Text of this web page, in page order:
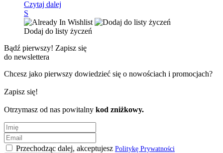
Czytaj dalej
S
Dodaj do listy życzeń
Bądź pierwszy! Zapisz się
do newslettera
Chcesz jako pierwszy dowiedzieć się o nowościach i promocjach?
Zapisz się!
Otrzymasz od nas powitalny kod zniżkowy.
Przechodząc dalej, akceptujesz Politykę Prywatności